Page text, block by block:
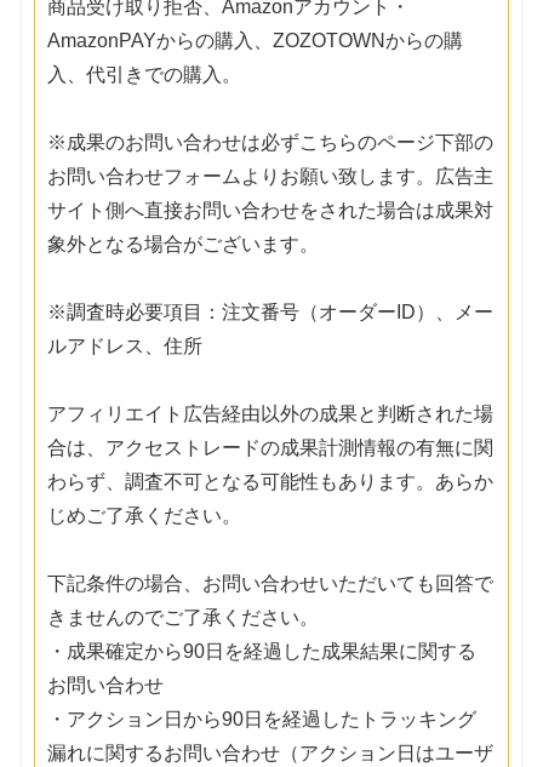
商品受け取り拒否、Amazonアカウント・
AmazonPAYからの購入、ZOZOTOWNからの購
入、代引きでの購入。
※成果のお問い合わせは必ずこちらのページ下部の
お問い合わせフォームよりお願い致します。広告主
サイト側へ直接お問い合わせをされた場合は成果対
象外となる場合がございます。
※調査時必要項目：注文番号（オーダーID）、メー
ルアドレス、住所
アフィリエイト広告経由以外の成果と判断された場
合は、アクセストレードの成果計測情報の有無に関
わらず、調査不可となる可能性もあります。あらか
じめご了承ください。
下記条件の場合、お問い合わせいただいても回答で
きませんのでご了承ください。
・成果確定から90日を経過した成果結果に関する
お問い合わせ
・アクション日から90日を経過したトラッキング
漏れに関するお問い合わせ（アクション日はユーザ